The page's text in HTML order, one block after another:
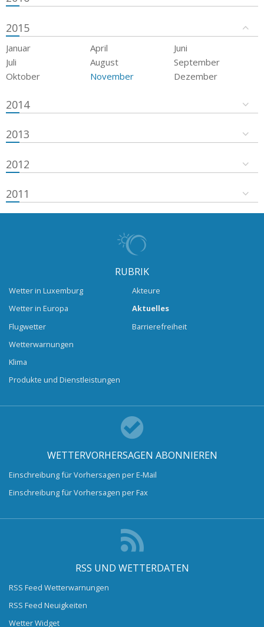
2015
Januar April
Juni
Juli
August
September
Oktober
November Dezember
2014
2013
2012
2011
RUBRIK
Wetter in Luxemburg
Wetter in Europa
Flugwetter
Wetterwarnungen
Klima
Produkte und Dienstleistungen
Akteure
Aktuelles
Barrierefreiheit
WETTERVORHERSAGEN ABONNIEREN
Einschreibung für Vorhersagen per E-Mail
Einschreibung für Vorhersagen per Fax
RSS UND WETTERDATEN
RSS Feed Wetterwarnungen
RSS Feed Neuigkeiten
Wetter Widget